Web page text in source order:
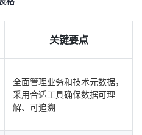
关键要点
全面管理业务和技术元数据，
采用合适工具确保数据可理
解、可追溯